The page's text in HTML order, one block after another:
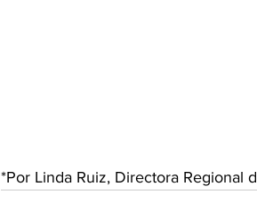
*Por Linda Ruiz, Directora Regional